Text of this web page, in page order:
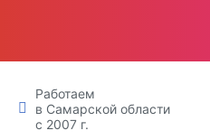
Работаем
в Самарской области
с 2007 г.